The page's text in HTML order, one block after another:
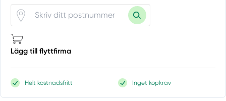
Lägg till flyttfirma
Helt kostnadsfritt Inget köpkrav